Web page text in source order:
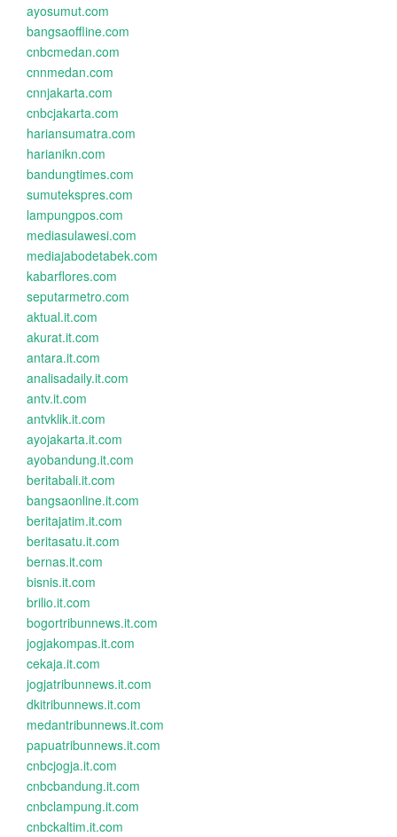
ayosumut.com
bangsaoffline.com
cnbcmedan.com
cnnmedan.com
cnnjakarta.com
cnbcjakarta.com
hariansumatra.com
harianikn.com
bandungtimes.com
sumutekspres.com
lampungpos.com
mediasulawesi.com
mediajabodetabek.com
kabarflores.com
seputarmetro.com
aktual.it.com
akurat.it.com
antara.it.com
analisadaily.it.com
antv.it.com
antvklik.it.com
ayojakarta.it.com
ayobandung.it.com
beritabali.it.com
bangsaonline.it.com
beritajatim.it.com
beritasatu.it.com
bernas.it.com
bisnis.it.com
brilio.it.com
bogortribunnews.it.com
jogjakompas.it.com
cekaja.it.com
jogjatribunnews.it.com
dkitribunnews.it.com
medantribunnews.it.com
papuatribunnews.it.com
cnbcjogja.it.com
cnbcbandung.it.com
cnbclampung.it.com
cnbckaltim.it.com